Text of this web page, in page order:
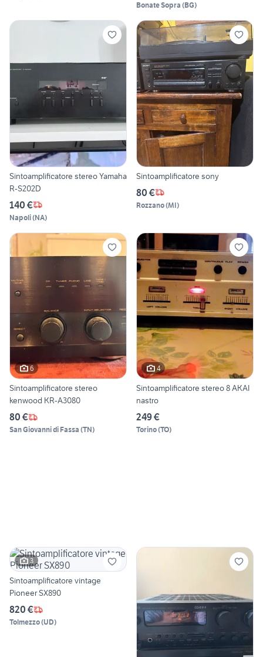
Bonate Sopra (BG)
Sintoamplificatore stereo Yamaha
R-S202D
140 €
Napoli(NA)
Sintoamplificatore sony
80 €
Rozzano(MI)
6
Sintoamplificatore stereo
kenwood KR-A3080
80 €
San Giovanni di Fassa (TN)
4
Sintoamplificatore stereo 8 AKAI
nastro
249 €
Torino(TO)
3
Sintoamplificatore vintage
Pioneer SX890
820 €
Tolmezzo(UD)